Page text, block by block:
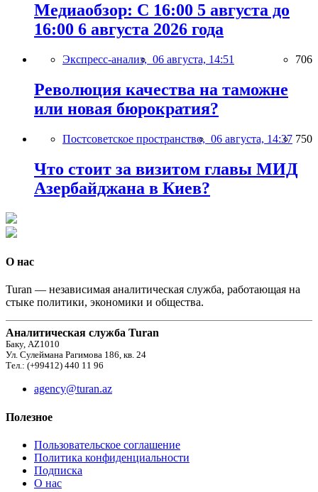
Медиаобзор: С 16:00 5 августа до
16:00 6 августа 2026 года
Экспресс-анализ, 06 августа, 14:51 706
Революция качества на таможне
или новая бюрократия?
Постсоветское пространство, 06 августа, 14:37 750
Что стоит за визитом главы МИД
Азербайджана в Киев?
О нас
Turan — независимая аналитическая служба, работающая на
стыке политики, экономики и общества.
Аналитическая служба Turan
Баку, AZ1010
Ул. Сулеймана Рагимова 186, кв. 24
Тел.: (+99412) 440 11 96
agency@turan.az
Полезное
Пользовательское соглашение
Политика конфиденциальности
Подписка
О нас